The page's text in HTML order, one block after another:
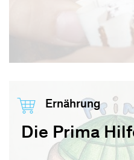
Ernährung
Die Prima